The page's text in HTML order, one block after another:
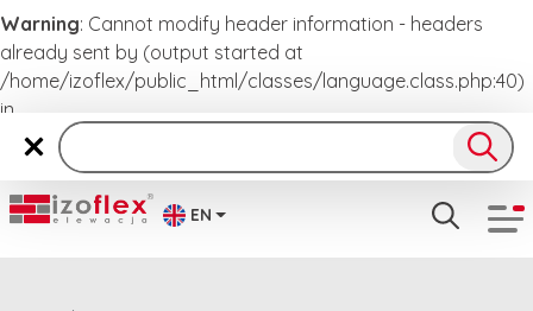
Warning: Cannot modify header information - headers
already sent by (output started at
/home/izoflex/public_html/classes/language.class.php:40)
in
/home/izoflex/public_html/classes/language.class.php
115
EN